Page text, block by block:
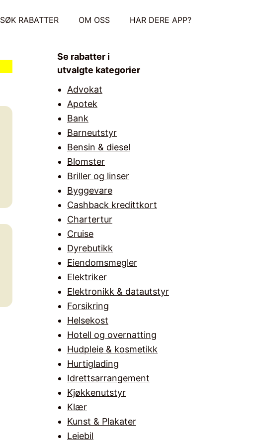
SØK RABATTER OM OSS HAR DERE APP?
Se rabatter i
utvalgte kategorier
Advokat
Apotek
Bank
Barneutstyr
Bensin & diesel
Blomster
Briller og linser
Byggevare
Cashback kredittkort
Chartertur
Cruise
Dyrebutikk
Eiendomsmegler
Elektriker
Elektronikk & datautstyr
Forsikring
Helsekost
Hotell og overnatting
Hudpleie & kosmetikk
Hurtiglading
Idrettsarrangement
Kjøkkenutstyr
Klær
Kunst & Plakater
Leiebil